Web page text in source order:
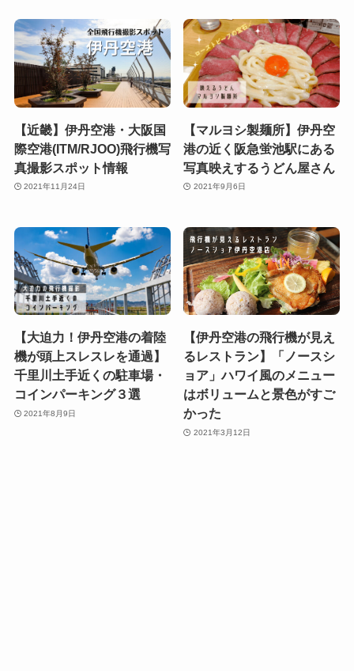
【近畿】伊丹空港・大阪国
際空港(ITM/RJOO)飛行機写
真撮影スポット情報
2021年11月24日
【マルヨシ製麺所】伊丹空
港の近く阪急蛍池駅にある
写真映えするうどん屋さん
2021年9月6日
【大迫力！伊丹空港の着陸
機が頭上スレスレを通過】
千里川土手近くの駐車場・
コインパーキング３選
2021年8月9日
【伊丹空港の飛行機が見え
るレストラン】「ノースシ
ョア」ハワイ風のメニュー
はボリュームと景色がすご
かった
2021年3月12日